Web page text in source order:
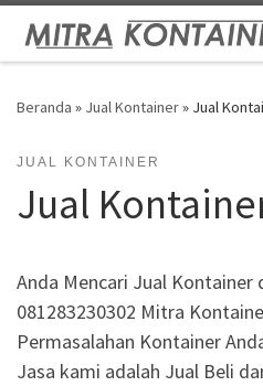
Skip to content
Beranda » Jual Kontainer» Jual
JUAL KONTAINER
Jual
Anda Mencari Jual Kontainer
081283230302 Mitra
Permasalahan Kontainer
Jasa kami adalah Jual Beli